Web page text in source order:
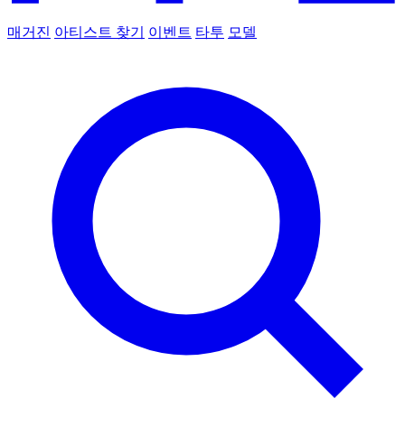
매거진 아티스트 찾기 이벤트 타투 모델